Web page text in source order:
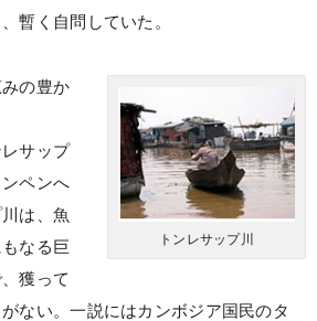
暫く自問していた。
トンレサップ川
の豊か
サップ
ペンへ
は、魚
なる巨
獲って
ない。一説にはカンボジア国民のタ